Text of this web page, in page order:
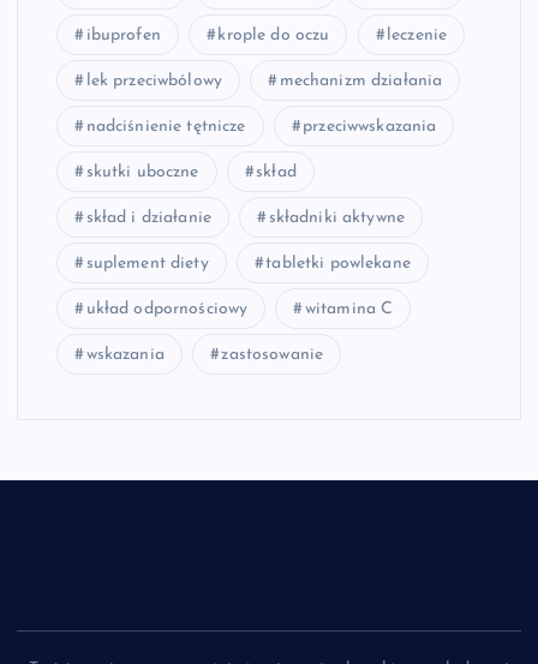
ibuprofen krople do oczu leczenie
lek przeciwbólowy mechanizm działania
nadciśnienie tętnicze przeciwwskazania
skutki uboczne skład
skład i działanie składniki aktywne
suplement diety tabletki powlekane
układ odpornościowy witamina C
wskazania zastosowanie